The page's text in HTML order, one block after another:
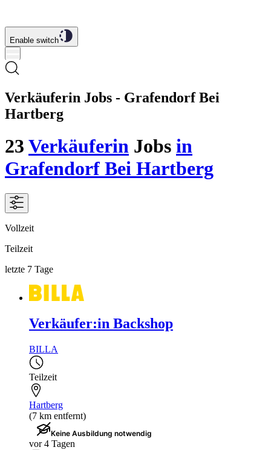
Enable switch
Verkäuferin Jobs - Grafendorf Bei
Hartberg
23 Verkäuferin Jobs in
Grafendorf Bei Hartberg
Vollzeit
Teilzeit
letzte 7 Tage
Verkäufer:in Backshop
BILLA
Teilzeit
Hartberg
(7 km entfernt)
Keine Ausbildung notwendig
vor 4 Tagen